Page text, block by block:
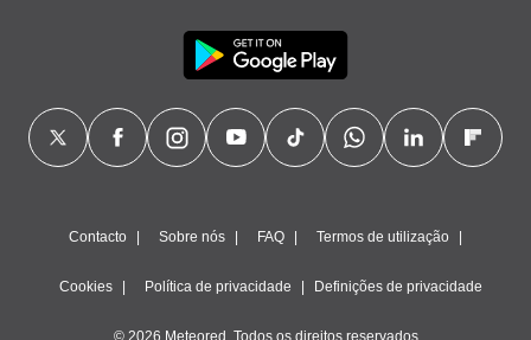
Contacto Sobre nós FAQ Termos de utilização
Cookies Política de privacidade Definições de privacidade
© 2026 Meteored. Todos os direitos reservados